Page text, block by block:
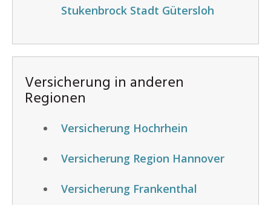
Stukenbrock Stadt Gütersloh
Versicherung in anderen
Regionen
Versicherung Hochrhein
Versicherung Region Hannover
Versicherung Frankenthal